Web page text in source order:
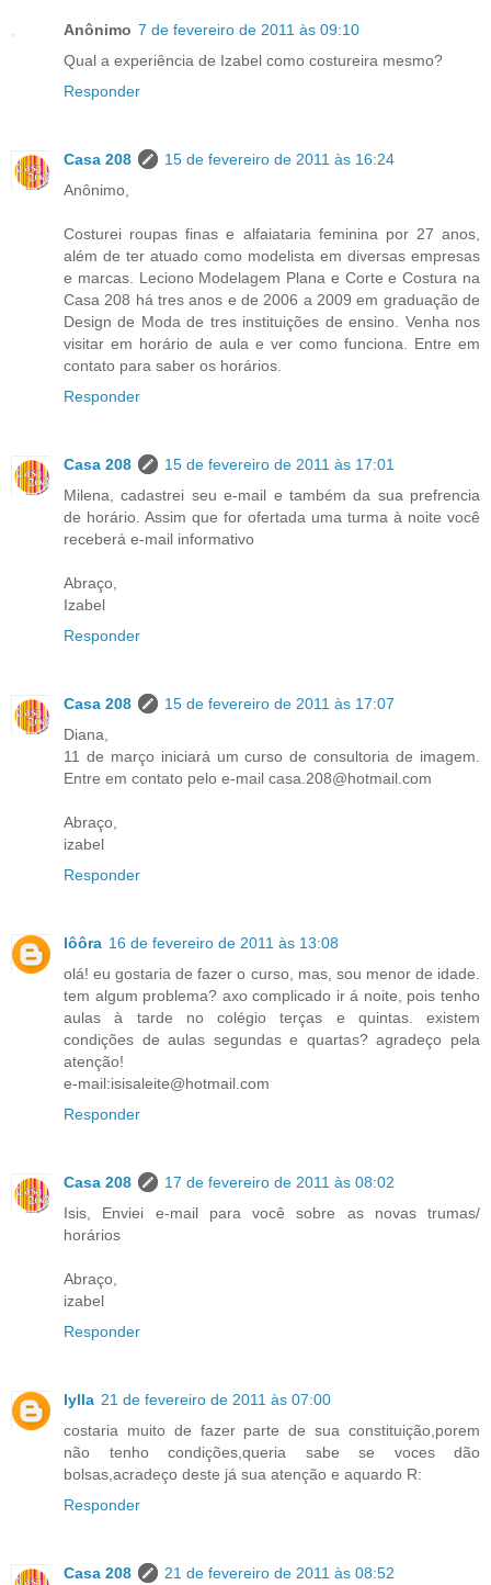
Anônimo 7 de fevereiro de 2011 às 09:10
Qual a experiência de Izabel como costureira mesmo?
Responder
Casa 208
15 de fevereiro de 2011 às 16:24
Anônimo,
Costurei roupas finas e alfaiataria feminina por 27 anos,
além de ter atuado como modelista em diversas empresas
e marcas. Leciono Modelagem Plana e Corte e Costura na
Casa 208 há tres anos e de 2006 a 2009 em graduação de
Design de Moda de tres instituições de ensino. Venha nos
visitar em horário de aula e ver como funciona. Entre em
contato para saber os horários.
Responder
Casa 208
15 de fevereiro de 2011 às 17:01
Milena, cadastrei seu e-mail e também da sua prefrencia
de horário. Assim que for ofertada uma turma à noite você
receberá e-mail informativo
Abraço,
Izabel
Responder
Casa 208
15 de fevereiro de 2011 às 17:07
Diana,
11 de março iniciará um curso de consultoria de imagem.
Entre em contato pelo e-mail casa.208@hotmail.com
Abraço,
izabel
Responder
lôôra 16 de fevereiro de 2011 às 13:08
olá! eu gostaria de fazer o curso, mas, sou menor de idade.
tem algum problema? axo complicado ir á noite, pois tenho
aulas à tarde no colégio terças e quintas. existem
condições de aulas segundas e quartas? agradeço pela
atenção!
e-mail:isisaleite@hotmail.com
Responder
Casa 208
17 de fevereiro de 2011 às 08:02
Isis, Enviei e-mail para você sobre as novas trumas/
horários
Abraço,
izabel
Responder
lylla 21 de fevereiro de 2011 às 07:00
costaria muito de fazer parte de sua constituição,porem
não tenho condições,queria sabe se voces dão
bolsas,acradeço deste já sua atenção e aquardo R:
Responder
Casa 208
21 de fevereiro de 2011 às 08:52